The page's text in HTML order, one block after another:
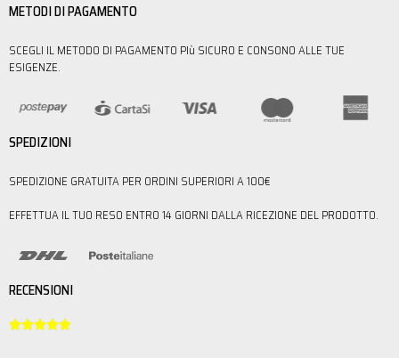
METODI DI PAGAMENTO
SCEGLI IL METODO DI PAGAMENTO PIù SICURO E CONSONO ALLE TUE
ESIGENZE.
SPEDIZIONI
SPEDIZIONE GRATUITA PER ORDINI SUPERIORI A 100€
EFFETTUA IL TUO RESO ENTRO 14 GIORNI DALLA RICEZIONE DEL PRODOTTO.
RECENSIONI
